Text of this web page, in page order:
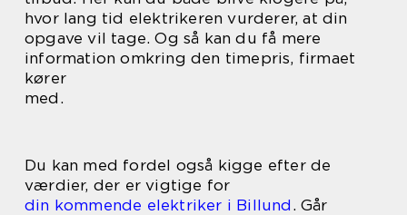
hvor lang tid elektrikeren vurderer, at din
opgave vil tage. Og så kan du få mere
information omkring den timepris, firmaet
kører
med.
Du kan med fordel også kigge efter de
værdier, der er vigtige for
din kommende elektriker i Billund . Går